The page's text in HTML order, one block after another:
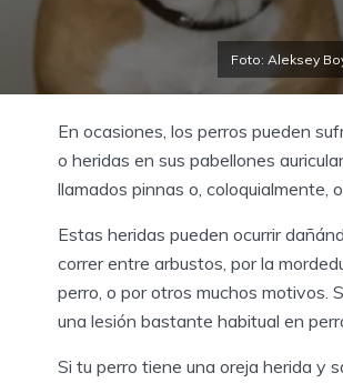
Foto: Aleksey
En ocasiones, los perros pueden
o heridas en sus pabellones
llamados pinnas o, coloquialmente,
Estas heridas pueden ocurrir
correr entre arbustos, por la
perro, o por otros muchos motivos.
una lesión bastante habitual en
Si tu perro tiene una oreja herida y